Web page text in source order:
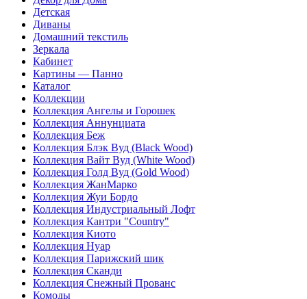
Детская
Диваны
Домашний текстиль
Зеркала
Кабинет
Картины — Панно
Каталог
Коллекции
Коллекция Ангелы и Горошек
Коллекция Аннунциата
Коллекция Беж
Коллекция Блэк Вуд (Black Wood)
Коллекция Вайт Вуд (White Wood)
Коллекция Голд Вуд (Gold Wood)
Коллекция ЖанМарко
Коллекция Жуи Бордо
Коллекция Индустриальный Лофт
Коллекция Кантри "Country"
Коллекция Киото
Коллекция Нуар
Коллекция Парижский шик
Коллекция Сканди
Коллекция Снежный Прованс
Комоды